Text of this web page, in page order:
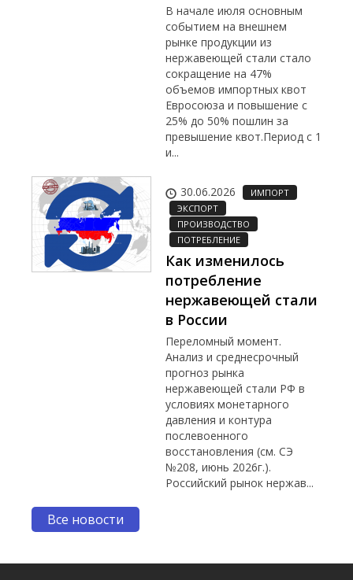
В начале июля основным
событием на внешнем
рынке продукции из
нержавеющей стали стало
сокращение на 47%
объемов импортных квот
Евросоюза и повышение с
25% до 50% пошлин за
превышение квот.Период с 1
и...
30.06.2026
ИМПОРТ
ЭКСПОРТ
ПРОИЗВОДСТВО
ПОТРЕБЛЕНИЕ
Как изменилось
потребление
нержавеющей стали
в России
Переломный момент.
Анализ и среднесрочный
прогноз рынка
нержавеющей стали РФ в
условиях монетарного
давления и контура
послевоенного
восстановления (см. СЭ
№208, июнь 2026г.).
Российский рынок нержав...
Все новости